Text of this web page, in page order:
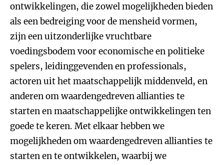
ontwikkelingen, die zowel mogelijkheden bieden
als een bedreiging voor de mensheid vormen,
zijn een uitzonderlijke vruchtbare
voedingsbodem voor economische en politieke
spelers, leidinggevenden en professionals,
actoren uit het maatschappelijk middenveld, en
anderen om waardengedreven allianties te
starten en maatschappelijke ontwikkelingen ten
goede te keren. Met elkaar hebben we
mogelijkheden om waardengedreven allianties te
starten en te ontwikkelen, waarbij we